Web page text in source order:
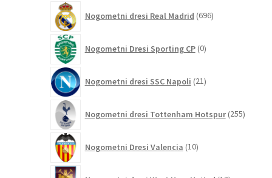
Nogometni dresi Real Madrid 696izdelkov
Nogometni Dresi Sporting CP 0izdelkov
Nogometni dresi SSC Napoli 21izdelkov
Nogometni dresi Tottenham Hotspur 255
Nogometni Dresi Valencia 10izdelkov